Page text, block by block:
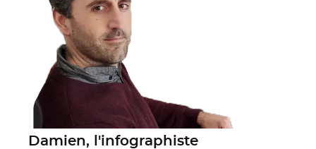
Damien, l'infographiste